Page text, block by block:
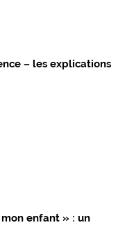
– les explications
enfant » : un